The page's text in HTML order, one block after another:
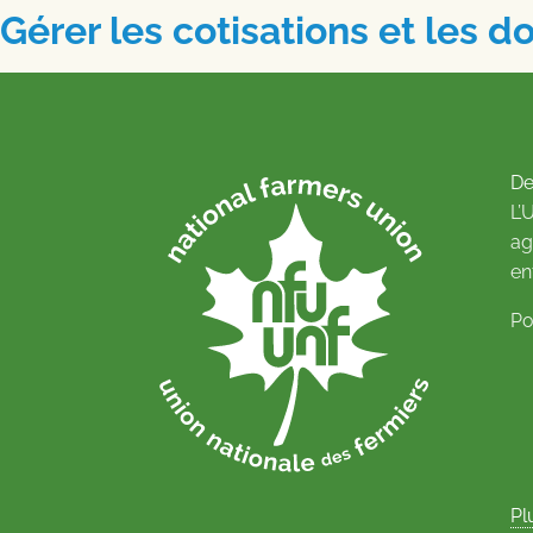
Gérer les cotisations et les